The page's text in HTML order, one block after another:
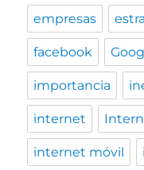
empresas
facebook
importancia
internet
internet móvil